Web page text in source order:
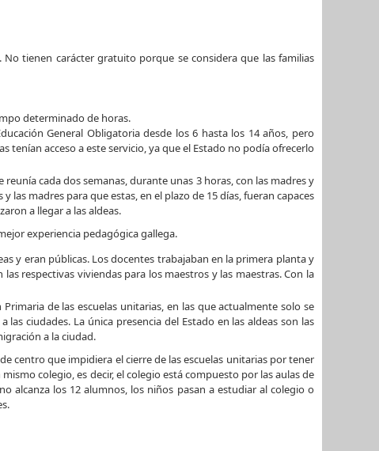
tienen carácter gratuito porque se considera que las familias
determinado de horas.
General Obligatoria desde los 6 hasta los 14 años, pero
tenían acceso a este servicio, ya que el Estado no podía ofrecerlo
cada dos semanas, durante unas 3 horas, con las madres y
las madres para que estas, en el plazo de 15 días, fueran capaces
a llegar a las aldeas.
experiencia pedagógica gallega.
y eran públicas. Los docentes trabajaban en la primera planta y
respectivas viviendas para los maestros y las maestras. Con la
de las escuelas unitarias, en las que actualmente solo se
ciudades. La única presencia del Estado en las aldeas son las
a la ciudad.
centro que impidiera el cierre de las escuelas unitarias por tener
colegio, es decir, el colegio está compuesto por las aulas de
alcanza los 12 alumnos, los niños pasan a estudiar al colegio o